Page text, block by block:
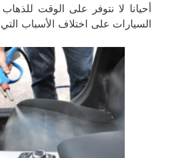
أحيانا لا نتوفر على الوقت
السيارات على اختلاف الأسباب